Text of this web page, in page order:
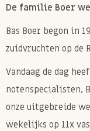
De familie Boer
Bas Boer begon in
zuidvruchten op de
Vandaag de dag
notenspecialisten,
onze uitgebreide
wekelijks op 11x